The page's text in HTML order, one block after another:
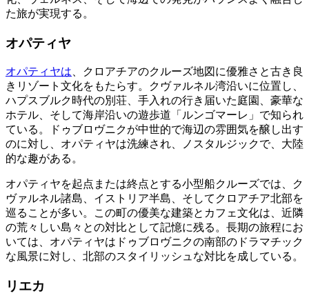
た旅が実現する。
オパティヤ
オパティヤは 、クロアチアのクルーズ地図に優雅さと古き良
きリゾート文化をもたらす。クヴァルネル湾沿いに位置し、
ハプスブルク時代の別荘、手入れの行き届いた庭園、豪華な
ホテル、そして海岸沿いの遊歩道「ルンゴマーレ」で知られ
ている。ドゥブロヴニクが中世的で海辺の雰囲気を醸し出す
のに対し、オパティヤは洗練され、ノスタルジックで、大陸
的な趣がある。
オパティヤを起点または終点とする小型船クルーズでは、ク
ヴァルネル諸島、イストリア半島、そしてクロアチア北部を
巡ることが多い。この町の優美な建築とカフェ文化は、近隣
の荒々しい島々との対比として記憶に残る。長期の旅程にお
いては、オパティヤはドゥブロヴニクの南部のドラマチック
な風景に対し、北部のスタイリッシュな対比を成している。
リエカ